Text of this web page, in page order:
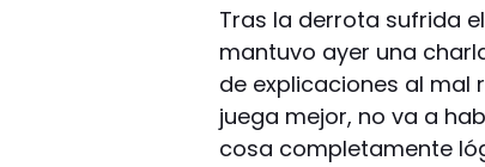
Tras la derrota sufrida
mantuvo ayer una
de explicaciones al mal
juega mejor, no va a
cosa completamente